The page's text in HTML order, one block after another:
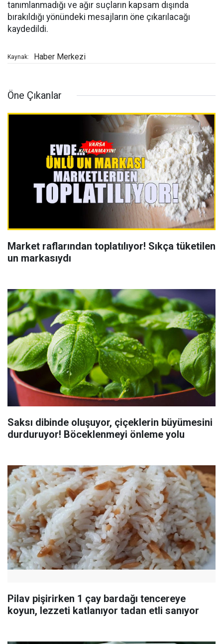
tanımlanmadığı ve ağır suçların kapsam dışında
bırakıldığı yönündeki mesajların öne çıkarılacağı
kaydedildi.
Kaynak: Haber Merkezi
Öne Çıkanlar
Market raflarından toplatılıyor! Sıkça tüketilen
un markasıydı
Saksı dibinde oluşuyor, çiçeklerin büyümesini
durduruyor! Böceklenmeyi önleme yolu
Pilav pişirirken 1 çay bardağı tencereye
koyun, lezzeti katlanıyor tadan etli sanıyor